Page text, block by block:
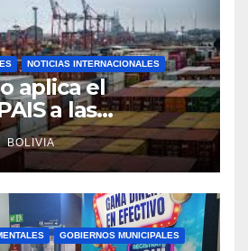
NOTICIAS INTERNACIONALES
aplica el
a las
de algunos
BOLIVIA
GOBIERNOS MUNICIPALES